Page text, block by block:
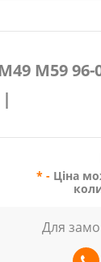
М59 96-
* - Ціна
Для